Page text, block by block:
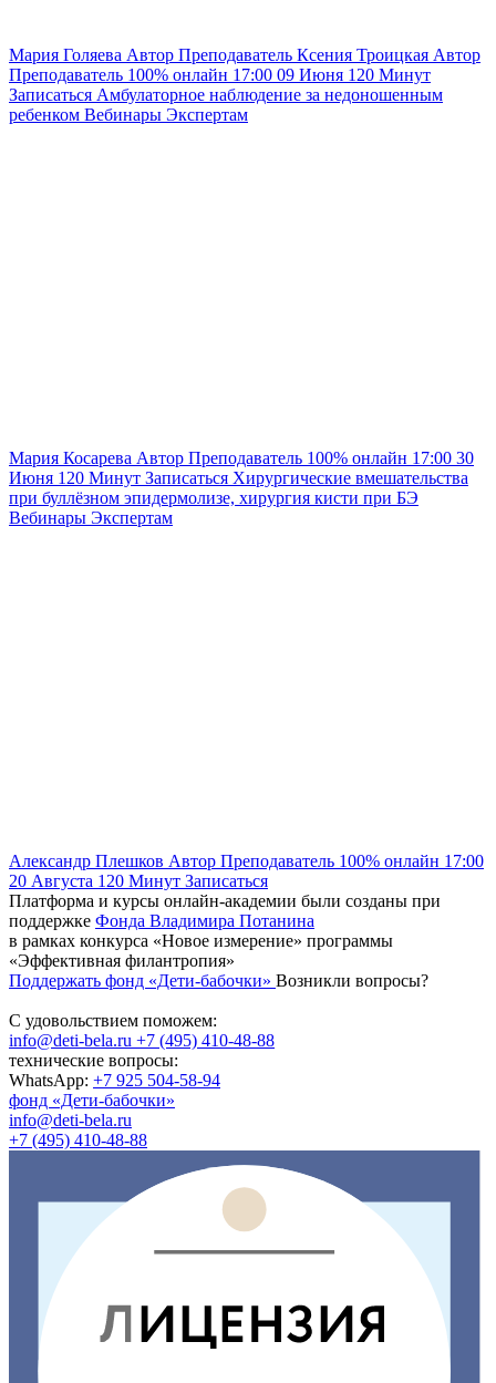
Мария Голяева Автор Преподаватель Ксения Троицкая Автор
Преподаватель 100% онлайн 17:00 09 Июня 120 Минут
Записаться Амбулаторное наблюдение за недоношенным
ребенком Вебинары Экспертам
Мария Косарева Автор Преподаватель 100% онлайн 17:00 30
Июня 120 Минут Записаться Хирургические вмешательства
при буллёзном эпидермолизе, хирургия кисти при БЭ
Вебинары Экспертам
Александр Плешков Автор Преподаватель 100% онлайн 17:00
20 Августа 120 Минут Записаться
Платформа и курсы онлайн-академии были созданы при
поддержке Фонда Владимира Потанина
в рамках конкурса «Новое измерение» программы
«Эффективная филантропия»
Поддержать фонд «Дети-бабочки» Возникли вопросы?
С удовольствием поможем:
info@deti-bela.ru +7 (495) 410-48-88
технические вопросы:
WhatsApp: +7 925 504-58-94
фонд «Дети-бабочки»
info@deti-bela.ru
+7 (495) 410-48-88